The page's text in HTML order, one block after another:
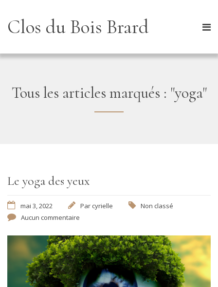
Clos du Bois Brard
Tous les articles marqués : "yoga"
Le yoga des yeux
mai 3, 2022 Par cyrielle
Non classé
Aucun commentaire